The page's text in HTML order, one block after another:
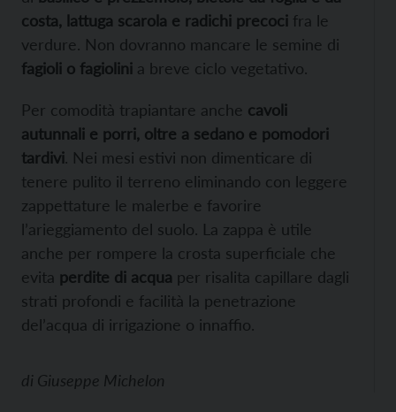
costa, lattuga scarola e radichi precoci fra le
verdure. Non dovranno mancare le semine di
fagioli o fagiolini a breve ciclo vegetativo.
Per comodità trapiantare anche cavoli
autunnali e porri, oltre a sedano e pomodori
tardivi. Nei mesi estivi non dimenticare di
tenere pulito il terreno eliminando con leggere
zappettature le malerbe e favorire
l’arieggiamento del suolo. La zappa è utile
anche per rompere la crosta superficiale che
evita perdite di acqua per risalita capillare dagli
strati profondi e facilità la penetrazione
del’acqua di irrigazione o innaffio.
di Giuseppe Michelon